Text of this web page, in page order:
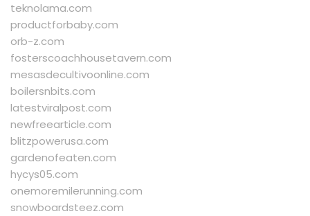
teknolama.com
productforbaby.com
orb-z.com
fosterscoachhousetavern.com
mesasdecultivoonline.com
boilersnbits.com
latestviralpost.com
newfreearticle.com
blitzpowerusa.com
gardenofeaten.com
hycys05.com
onemoremilerunning.com
snowboardsteez.com